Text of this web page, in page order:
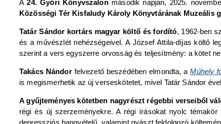
A24. Győri Könyvszalon második napján, 2025.
Közösségi Tér Kisfaludy Károly Könyvtárának Muzeális
Tatár Sándor kortárs magyar költő és fordító, 1962-ben
és a művészlét nehézségeivel. A József Attila-díjas költő
szerint a vers egyszerre orvosság és teljesítmény: a kötet
Takács Nándorfelvezető beszédében elmondta, aMűhely
is megismerhetik az új verseskötetet, mivel Tatár Sándor
A gyűjteményes kötetben nagyrészt régebbi verseiből
régi és új szerzeményekre. A régi írásokat nyolc
depressziós hangvételű, valamint gyászt feldolgozó